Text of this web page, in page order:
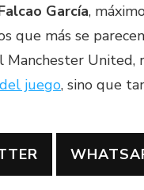
García,
que más se
United,
juego, sino que